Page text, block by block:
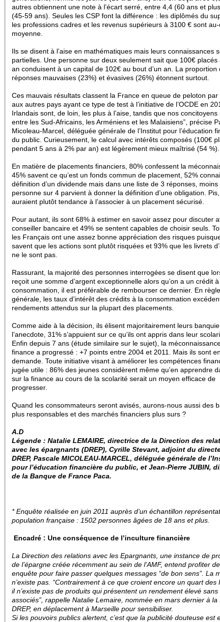
autres obtiennent une note à l’écart serré, entre 4,4 (60 ans et
(45-59 ans). Seules les CSP font la différence : les diplômés du
les professions cadres et les revenus supérieurs à 3100 € sont
moyenne.
Ils se disent à l’aise en mathématiques mais leurs connaissances
partielles. Une personne sur deux seulement sait que 100€ placés
an conduisent à un capital de 102€ au bout d’un an. La proportion
réponses mauvaises (23%) et évasives (26%) étonnent surtout.
Ces mauvais résultats classent la France en queue de peloton
aux autres pays ayant ce type de test à l’initiative de l’OCDE en
Irlandais sont, de loin, les plus à l’aise, tandis que nos concitoyens
entre les Sud-Africains, les Arméniens et les Malaisiens”, précise
Micoleau-Marcel, déléguée générale de l’Institut pour l’éducation
du public. Curieusement, le calcul avec intérêts composés (100€
pendant 5 ans à 2% par an) est légèrement mieux maîtrisé (54 %).
En matière de placements financiers, 80% confessent la
45% savent ce qu’est un fonds commun de placement, 52%
définition d’un dividende mais dans une liste de 3 réponses, moins
personne sur 4 parvient à donner la définition d’une obligation.
auraient plutôt tendance à l’associer à un placement sécurisé.
Pour autant, ils sont 68% à estimer en savoir assez pour discuter
conseiller bancaire et 49% se sentent capables de choisir seuls.
les Français ont une assez bonne appréciation des risques
savent que les actions sont plutôt risquées et 93% que les livrets
ne le sont pas.
Rassurant, la majorité des personnes interrogées se disent que
reçoit une somme d’argent exceptionnelle alors qu’on a un crédit
consommation, il est préférable de rembourser ce dernier. En règle
générale, les taux d’intérêt des crédits à la consommation
rendements attendus sur la plupart des placements.
Comme aide à la décision, ils élisent majoritairement leurs
l’anecdote, 31% s’appuient sur ce qu’ils ont appris dans leur
Enfin depuis 7 ans (étude similaire sur le sujet), la
finance a progressé : +7 points entre 2004 et 2011. Mais ils sont
demande. Toute initiative visant à améliorer les compétences
jugée utile : 86% des jeunes considèrent même qu’en apprendre
sur la finance au cours de la scolarité serait un moyen efficace de
progresser.
Quand les consommateurs seront avisés, aurons-nous aussi des
plus responsables et des marchés financiers plus surs ?
A.D
Légende : Natalie LEMAIRE, directrice de la Direction des
avec les épargnants (DREP), Cyrille Stevant, adjoint du
DREP, Pascale MICOLEAU-MARCEL, déléguée générale de
pour l’éducation financière du public, et Jean-Pierre JUBIN,
de la Banque de France Paca.
* Enquête réalisée en juin 2011 auprès d’un échantillon
population française : 1502 personnes âgées de 18 ans et plus.
Encadré : Une conséquence de l’inculture financière
La Direction des relations avec les Epargnants, une instance de
de l’épargne créée récemment au sein de l’AMF, entend profiter
enquête pour faire passer quelques messages “de bon sens”. La
n’existe pas. “Contrairement à ce que croient encore un quart des
il n’existe pas de produits qui présentent un rendement élevé sans
associés”, rappelle Natalie Lemaire, nommée en mars dernier à la
DREP, en déplacement à Marseille pour sensibiliser.
Si les pouvoirs publics alertent, c’est que la publicité douteuse est